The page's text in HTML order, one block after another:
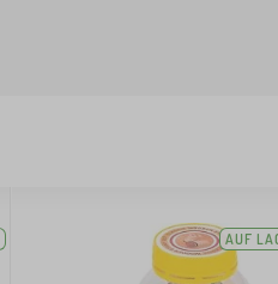
AUF